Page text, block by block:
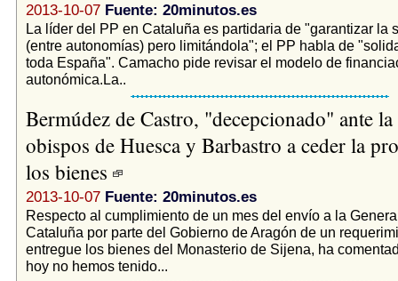
2013-10-07 Fuente: 20minutos.es
La líder del PP en Cataluña es partidaria de "garantizar la
(entre autonomías) pero limitándola"; el PP habla de
toda España". Camacho pide revisar el modelo de
autonómica.La..
Bermúdez de Castro, "decepcionado" ante la
obispos de Huesca y Barbastro a ceder la
los bienes
2013-10-07 Fuente: 20minutos.es
Respecto al cumplimiento de un mes del envío a la
Cataluña por parte del Gobierno de Aragón de un
entregue los bienes del Monasterio de Sijena, ha
hoy no hemos tenido...